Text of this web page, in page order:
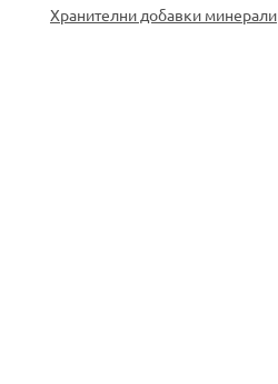
Хранителни добавки минерали